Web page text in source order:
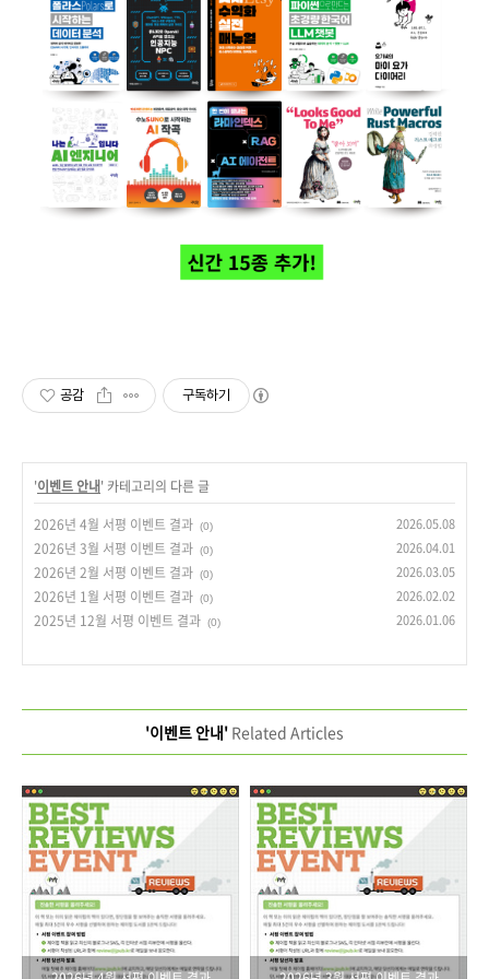
공감 구독하기
'이벤트 안내' 카테고리의 다른 글
2026년 4월 서평 이벤트 결과 (0) 2026.05.08
2026년 3월 서평 이벤트 결과 (0) 2026.04.01
2026년 2월 서평 이벤트 결과 (0) 2026.03.05
2026년 1월 서평 이벤트 결과 (0) 2026.02.02
2025년 12월 서평 이벤트 결과 (0) 2026.01.06
'이벤트 안내' Related Articles